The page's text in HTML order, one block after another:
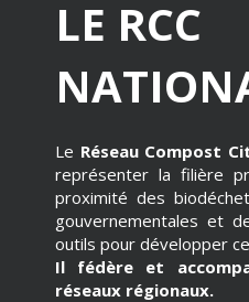
LE RCC
Le Réseau Compost
représenter la filière
proximité des
gouvernementales et
outils pour développer
Il fédère et
réseaux régionaux.